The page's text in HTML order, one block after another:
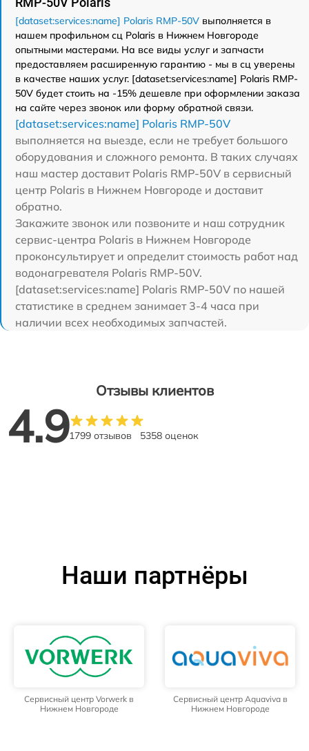
[dataset:services:name] Polaris RMP-50V выполняется в
нашем профильном сц Polaris в Нижнем Новгороде
опытными мастерами. На все виды услуг и запчасти
предоставляем расширенную гарантию - мы в сц уверены
в качестве наших услуг. [dataset:services:name] Polaris RMP-
50V будет стоить на -15% дешевле при оформлении заказа
на сайте через звонок или форму обратной связи.
[dataset:services:name] Polaris RMP-50V
выполняется на выезде, если не требует большого
оборудования и сложного ремонта. В таких случаях
наш мастер доставит Polaris RMP-50V в сервисный
центр Polaris в Нижнем Новгороде и доставит
обратно.
Закажите звонок или позвоните и наш сотрудник
сервис-центра Polaris в Нижнем Новгороде
проконсультирует и определит стоимость работ над
водонагревателя Polaris RMP-50V.
[dataset:services:name] Polaris RMP-50V по нашей
статистике в среднем занимает 3-4 часа при
наличии всех необходимых запчастей.
Отзывы клиентов
4.91799 отзывов 5358 оценок
Наши партнёры
Сервисный центр Vorwerk в
Нижнем Новгороде
Сервисный центр Aquaviva в
Нижнем Новгороде